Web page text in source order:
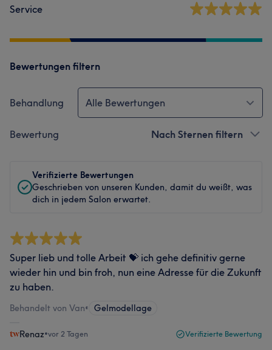
Service
Bewertungen filtern
Behandlung Alle Bewertungen
Bewertung Nach Sternen filtern
Verifizierte Bewertungen
Geschrieben von unseren Kunden, damit du weißt, was
dich in jedem Salon erwartet.
Super lieb und tolle Arbeit 💝 ich gehe definitiv gerne
wieder hin und bin froh, nun eine Adresse für die Zukunft
zu haben.
Behandelt von Van• Gelmodellage
Renaz•vor 2 Tagen Verifizierte Bewertung